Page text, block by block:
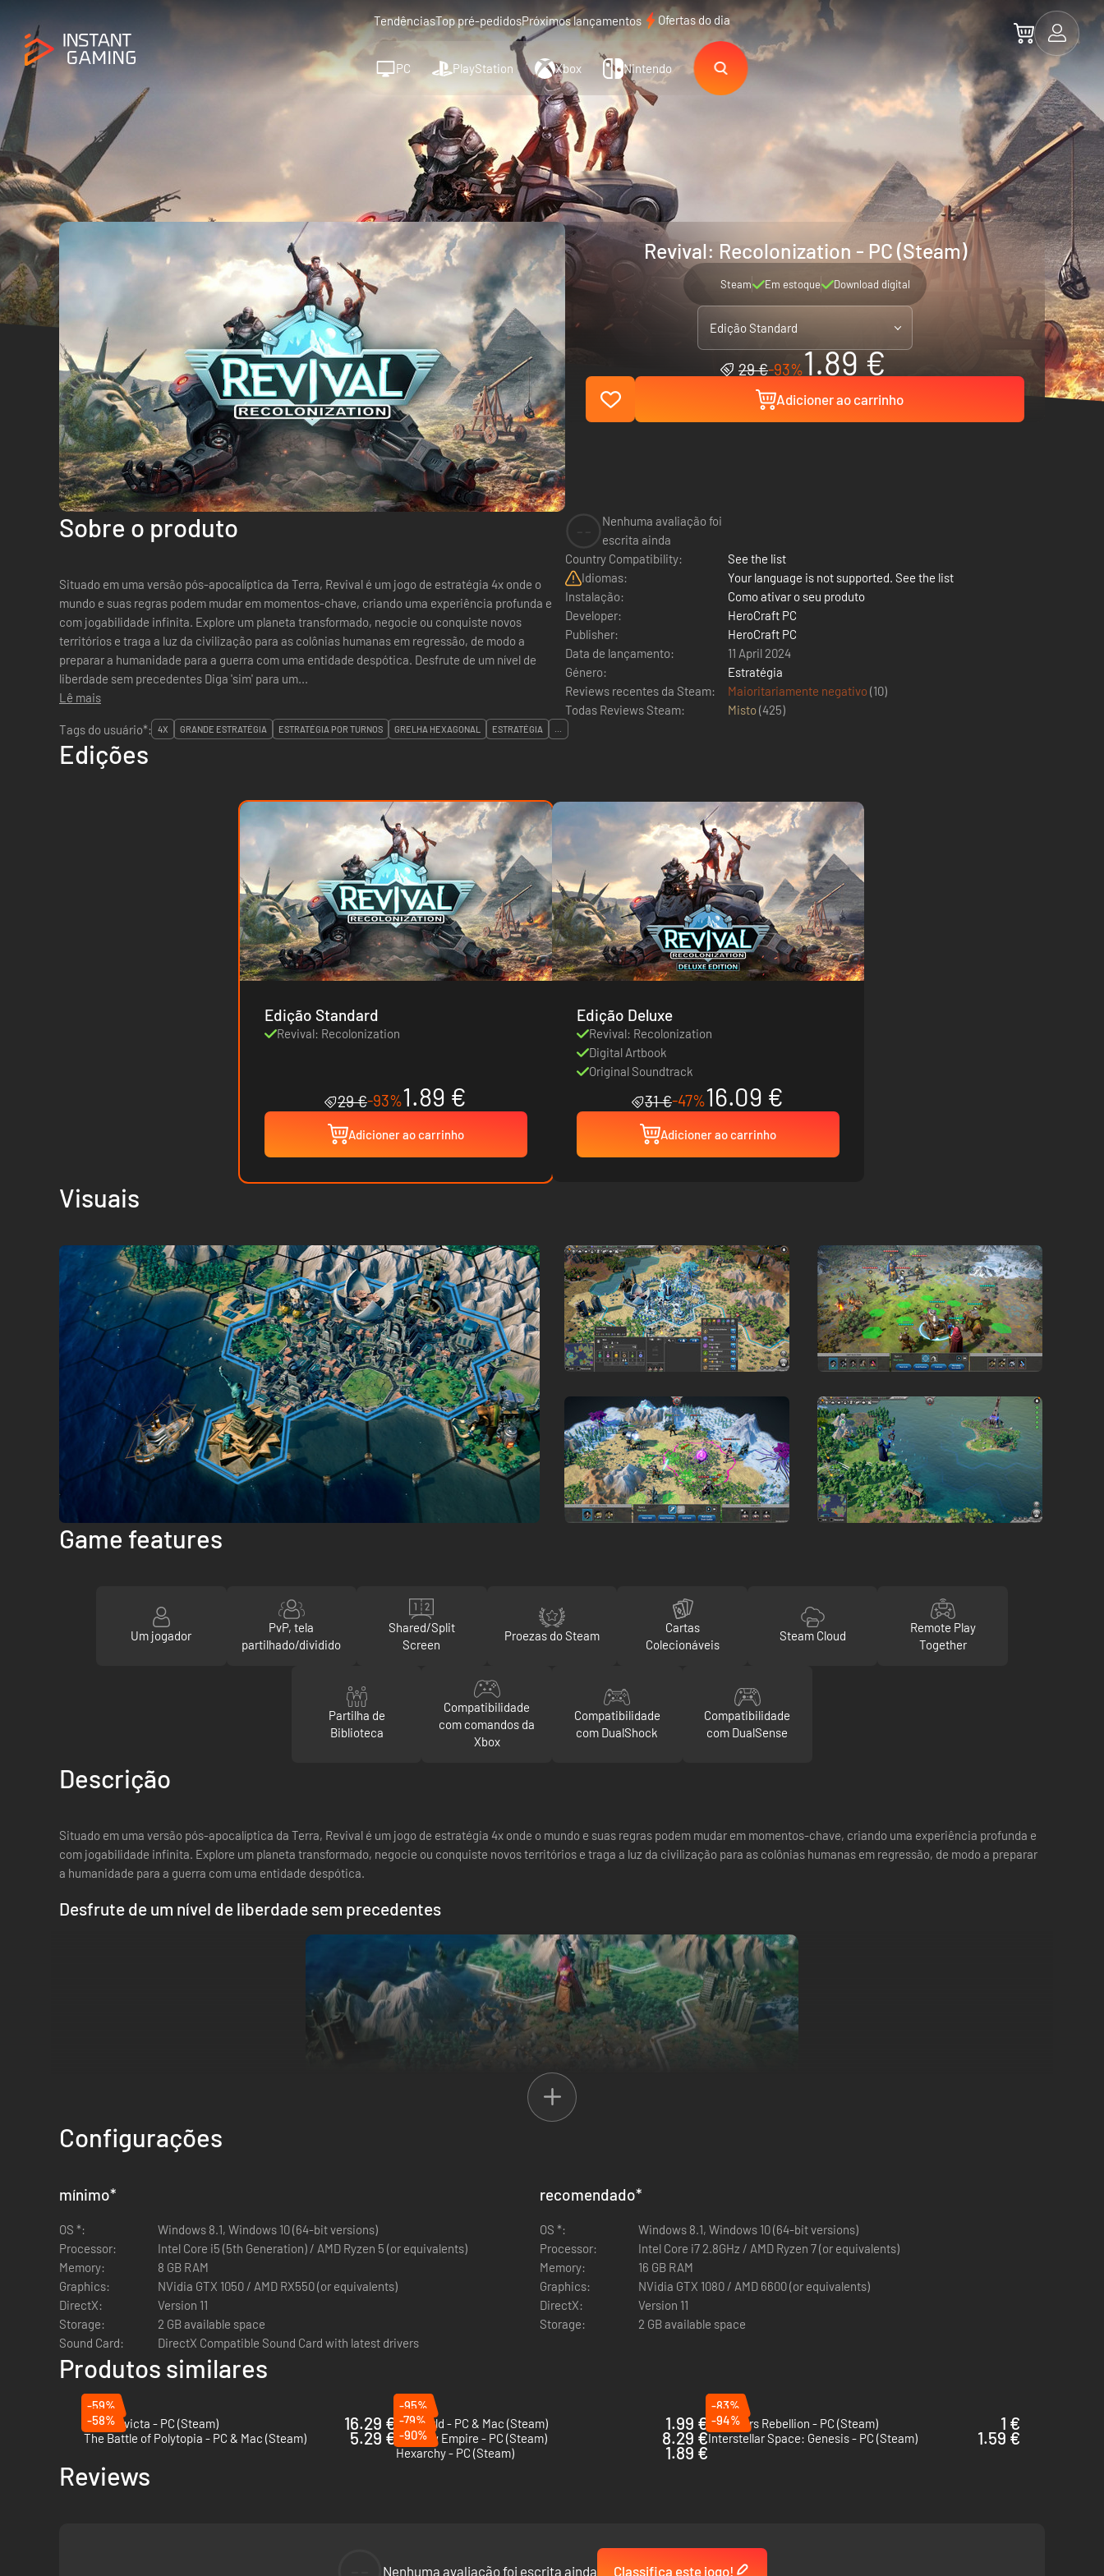
TendênciasTop pré-pedidosPróximos lançamentos Ofertas do dia
PC PlayStation Xbox Nintendo
Revival: Recolonization - PC (Steam)
Steam Em estoque Download digital
Edição Standard
29 €-93%1.89 €
Adicioner ao carrinho
Sobre o produto
Situado em uma versão pós-apocalíptica da Terra, Revival é um jogo de estratégia 4x onde o
mundo e suas regras podem mudar em momentos-chave, criando uma experiência profunda e
com jogabilidade infinita. Explore um planeta transformado, negocie ou conquiste novos
territórios e traga a luz da civilização para as colônias humanas em regressão, de modo a
preparar a humanidade para a guerra com uma entidade despótica. Desfrute de um nível de
liberdade sem precedentes Diga 'sim' para um...
Lê mais
Nenhuma avaliação foi
escrita ainda
Country Compatibility:
See the list
Idiomas:
Your language is not supported. See the list
Instalação:
Como ativar o seu produto
Developer:
HeroCraft PC
Publisher:
HeroCraft PC
Data de lançamento:
11 April 2024
Género:
Estratégia
Reviews recentes da Steam:
Maioritariamente negativo (10)
Todas Reviews Steam:
Misto(425)
Tags do usuário*:
4X GRANDE ESTRATÉGIA ESTRATÉGIA POR TURNOS GRELHA HEXAGONAL ESTRATÉGIA ...
Edições
Edição Standard
Revival: Recolonization
29 €-93%1.89 €
Adicioner ao carrinho
Edição Deluxe
Revival: Recolonization
Digital Artbook
Original Soundtrack
31 €-47%16.09 €
Adicioner ao carrinho
Visuais
Game features
Um jogador
PvP, tela
partilhado/dividido
Shared/Split
Screen
Proezas do Steam
Cartas
Colecionáveis
Steam Cloud
Remote Play
Together
Partilha de
Biblioteca
Compatibilidade
com comandos da
Xbox
Compatibilidade
com DualShock
Compatibilidade
com DualSense
Descrição
Situado em uma versão pós-apocalíptica da Terra, Revival é um jogo de estratégia 4x onde o mundo e suas regras podem mudar em momentos-chave, criando uma experiência profunda e
com jogabilidade infinita. Explore um planeta transformado, negocie ou conquiste novos territórios e traga a luz da civilização para as colônias humanas em regressão, de modo a preparar
a humanidade para a guerra com uma entidade despótica.
Desfrute de um nível de liberdade sem precedentes
Diga 'sim' para uma jogabilidade significativa e infinita. Diga 'não' para estágios finais previsíveis e entediantes!
surpresas.
assentamento das mudanças construindo escudos especiais ou aceitando as bênçãos da árvore totêmica de sua tribo.
Progrida através das eras
Configurações
mínimo*
OS *:
Windows 8.1, Windows 10 (64-bit versions)
Processor:
Intel Core i5 (5th Generation) / AMD Ryzen 5 (or equivalents)
Memory:
8 GB RAM
Graphics:
NVidia GTX 1050 / AMD RX550 (or equivalents)
DirectX:
Version 11
Storage:
2 GB available space
Sound Card:
DirectX Compatible Sound Card with latest drivers
recomendado*
OS *:
Windows 8.1, Windows 10 (64-bit versions)
Processor:
Intel Core i7 2.8GHz / AMD Ryzen 7 (or equivalents)
Memory:
16 GB RAM
Graphics:
NVidia GTX 1080 / AMD 6600 (or equivalents)
DirectX:
Version 11
Storage:
2 GB available space
Produtos similares
-59%
Terra Invicta - PC (Steam)
16.29 €
-95%
Old World - PC & Mac (Steam)
1.99 €
-83%
Star Wars Rebellion - PC (Steam)
1 €
-58%
The Battle of Polytopia - PC & Mac (Steam)
5.29 €
-79%
Shadow Empire - PC (Steam)
8.29 €
-94%
Interstellar Space: Genesis - PC (Steam)
1.59 €
-90%
Hexarchy - PC (Steam)
1.89 €
Reviews
Nenhuma avaliação foi escrita ainda Classifica este jogo!